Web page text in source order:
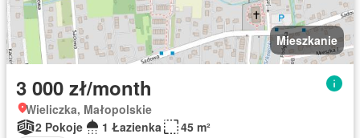
Mieszkanie
3 000 zł/month
Wieliczka, Małopolskie
2 Pokoje
1 Łazienka
45 m²